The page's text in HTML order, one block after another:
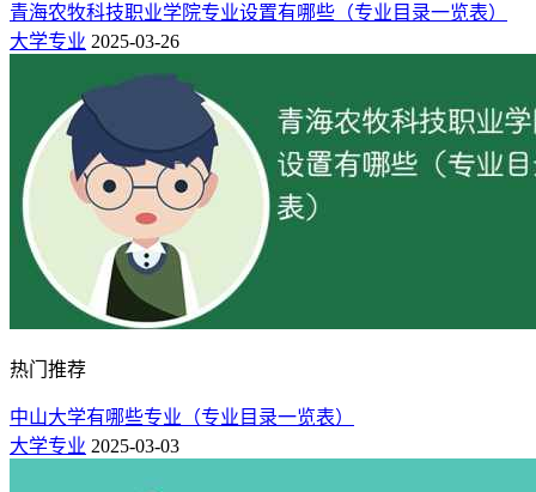
等，先后隶属于中国人民解放军东北军工部、中央兵工总局、
兵器工业部、国家机械工业委员会、机械电子工业部、中国兵
器工业总公司等，1999年划归辽宁省管理，2004年更为现名。
近年来，学校针对行业和地方经济发展，不断强化特色，凝练
主攻方向，加强人才和团队建设，做强、做大优势领域，科研
实力得到明显提高，科研工作实现快速发展，千万以上重大科
研项目相继涌现，科研到款呈阶梯上升，2023年师均科研经费
超过17万元。“十三五”期间获省部级以上科技奖项20项，授权
专利638项，专利转化39项，发表三大检索论文634篇，获批及
滚动支持省级创新团队2个、创新平台3个。学校是省内首批
“辽宁省高等学校科技成果（知识产权）转化和技术转移基
级沈阳中俄科技合作基地、国家863高技术发展计划重点实验
室、国家科普教育基地兵器博物馆等国家级平台，辽宁省高等
学校重大科技平台等25个省部级重点实验室、工程技术研究中
青海农牧科技职业学院专业设置有哪些（专业目录一览表）
大学专业 2025-03-26
热门推荐
中山大学有哪些专业（专业目录一览表）
大学专业 2025-03-03